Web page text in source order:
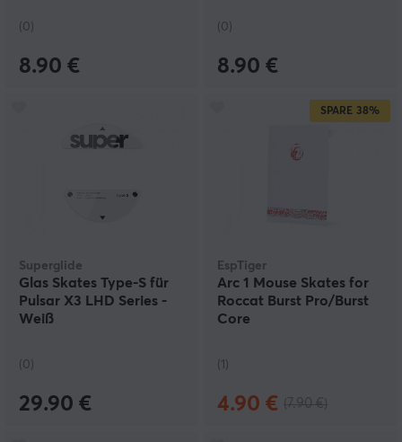
(0)
8.90 €
(0)
8.90 €
Superglide
Glas Skates Type-S für
Pulsar X3 LHD Series -
Weiß
(0)
29.90 €
SPARE 38%
EspTiger
Arc 1 Mouse Skates for
Roccat Burst Pro/Burst
Core
(1)
4.90 €